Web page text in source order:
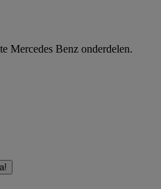
Mercedes Benz onderdelen.